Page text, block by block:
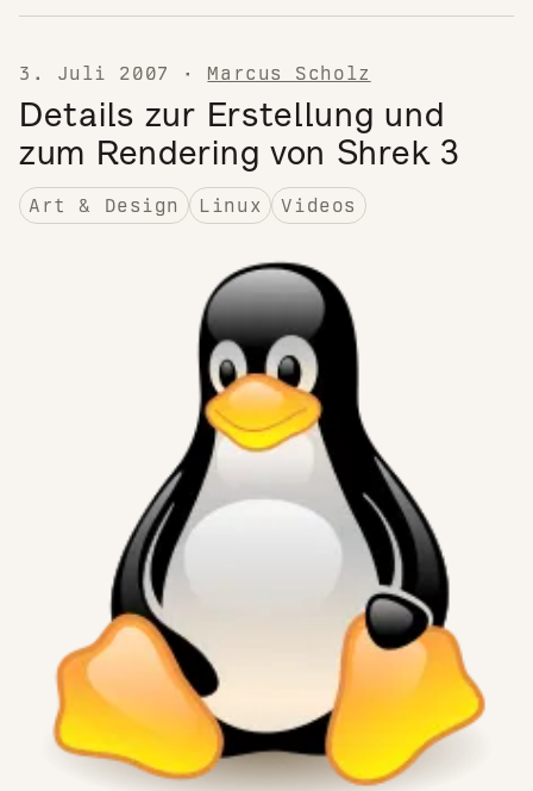
3. Juli 2007 · Marcus Scholz
Details zur Erstellung und
zum Rendering von Shrek 3
Art & Design Linux Videos